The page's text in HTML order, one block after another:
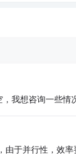
我想咨询一些情
于并行性，效